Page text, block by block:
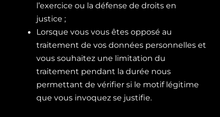
l’exercice ou la défense de droits en
justice ;
Lorsque vous vous êtes opposé au
traitement de vos données personnelles et
vous souhaitez une limitation du
traitement pendant la durée nous
permettant de vérifier si le motif légitime
que vous invoquez se justifie.